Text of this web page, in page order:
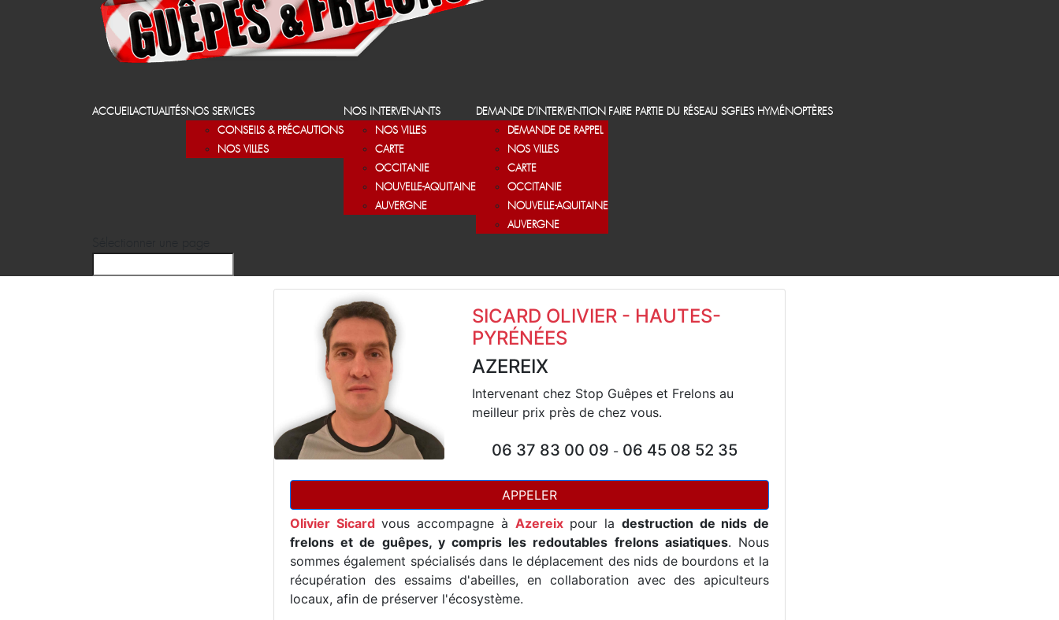
ACCUEILACTUALITÉSNOS SERVICES
CONSEILS & PRÉCAUTIONS
NOS VILLES
NOS INTERVENANTS
NOS VILLES
CARTE
OCCITANIE
NOUVELLE-AQUITAINE
AUVERGNE
DEMANDE D’INTERVENTION
DEMANDE DE RAPPEL
NOS VILLES
CARTE
OCCITANIE
NOUVELLE-AQUITAINE
AUVERGNE
FAIRE PARTIE DU RÉSEAU SGFLES HYMÉNOPTÈRES
SICARD OLIVIER - HAUTES-
PYRÉNÉES
AZEREIX
Intervenant chez Stop Guêpes et Frelons au
meilleur prix près de chez vous.
06 37 83 00 09 - 06 45 08 52 35
APPELER
Olivier Sicardvous accompagne à Azereixpour la destruction de nids de
frelons et de guêpes, y compris les redoutables frelons asiatiques. Nous
sommes également spécialisés dans le déplacement des nids de bourdons et la
récupération des essaims d'abeilles, en collaboration avec des apiculteurs
locaux, afin de préserver l'écosystème.